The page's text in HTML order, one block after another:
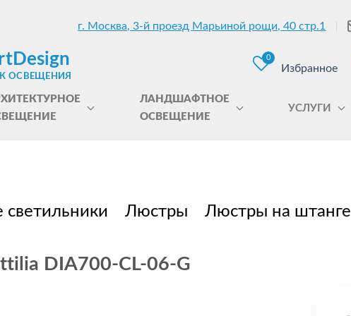
г. Москва, 3-й проезд Марьиной рощи, 40 стр.1
ОСВЕЩЕНИЯ
0
Избранное
ЛАНДШАФТНОЕ
ОСВЕЩЕНИЕ
УСЛУГИ
светильники Люстры Люстры на штанге
DIA700-CL-06-G